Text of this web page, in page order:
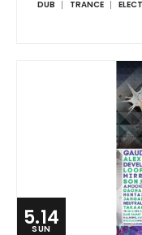
DUB
TRANCE
5.14
SUN